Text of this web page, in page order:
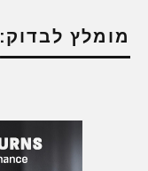
מומלץ לבדוק: